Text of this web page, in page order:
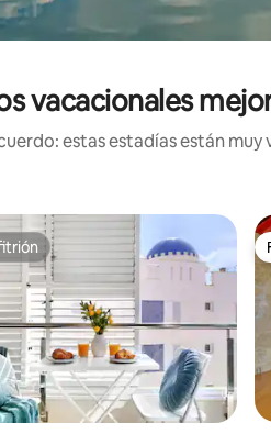
vacacionales
estas estadías están